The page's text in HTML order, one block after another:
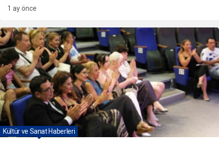
1 ay önce
Kültür ve Sanat Haberleri